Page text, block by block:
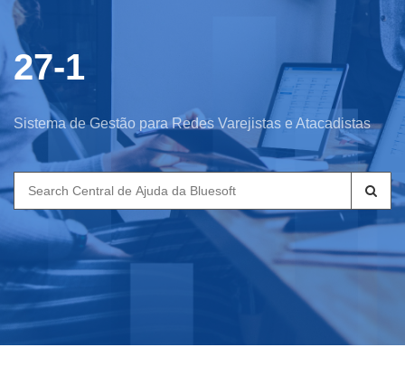
27-1
Sistema de Gestão para Redes Varejistas e Atacadistas
Search
for: